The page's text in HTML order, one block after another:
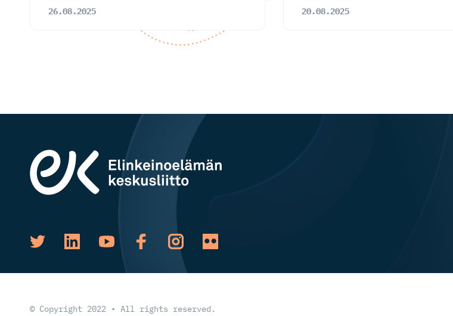
26.08.2025
20.08.2025
© Copyright 2022 • All rights reserved.